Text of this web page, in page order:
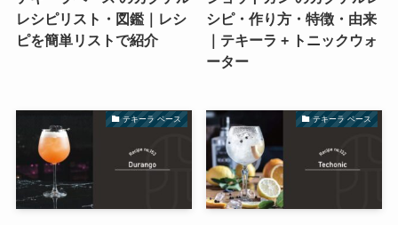
レシピリスト・図鑑｜レシ
ピを簡単リストで紹介
シピ・作り方・特徴・由来
｜テキーラ + トニックウォ
ーター
テキーラ ベース テキーラ ベース